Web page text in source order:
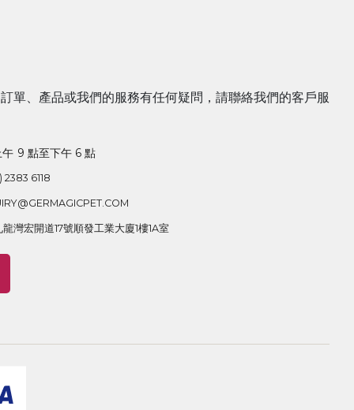
單、產品或我們的服務有任何疑問，請聯絡我們的客戶服
9 點至下午 6 點
2383 6118
灣宏開道17號順發工業大廈1樓1A室